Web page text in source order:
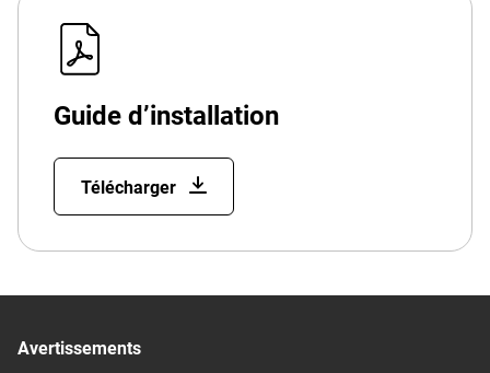
Guide d’installation
Télécharger
Avertissements